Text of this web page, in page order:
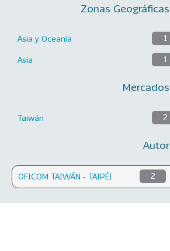
Zonas Geográficas
Asia y Oceanía 1
Asia 1
Mercados
Taiwán 2
Autor
OFICOM TAIWÁN - TAIPÉI 2